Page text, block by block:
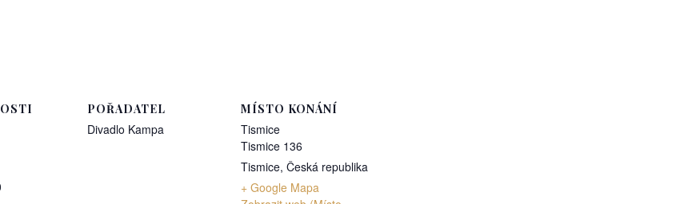
POŘADATEL
Divadlo Kampa
MÍSTO KONÁNÍ
Tismice
Tismice 136
Tismice, Česká republika
+ Google Mapa